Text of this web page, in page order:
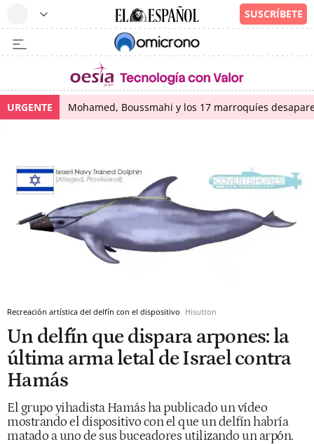
URGENTE Mohamed, Boussmahi y los 17 marroquíes
Recreación artística del delfín con el dispositivo Hisutton
Un delfín que dispara arpones: la
última arma letal de Israel contra
Hamás
El grupo yihadista Hamás ha publicado un vídeo
mostrando el dispositivo con el que un delfín habría
matado a uno de sus buceadores utilizando un arpón.